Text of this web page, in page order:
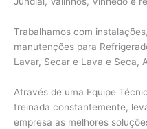
Trabalhamos com
manutenções para
Lavar, Secar e Lava e Seca,
Através de uma Equipe
treinada constantemente,
empresa as melhores